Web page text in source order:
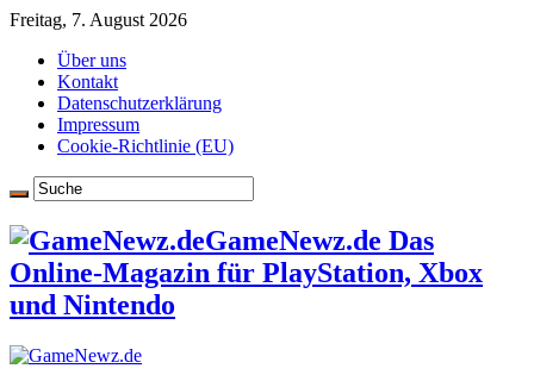
Freitag, 7. August 2026
Über uns
Kontakt
Datenschutzerklärung
Impressum
Cookie-Richtlinie (EU)
GameNewz.de Das
Online-Magazin für PlayStation, Xbox
und Nintendo